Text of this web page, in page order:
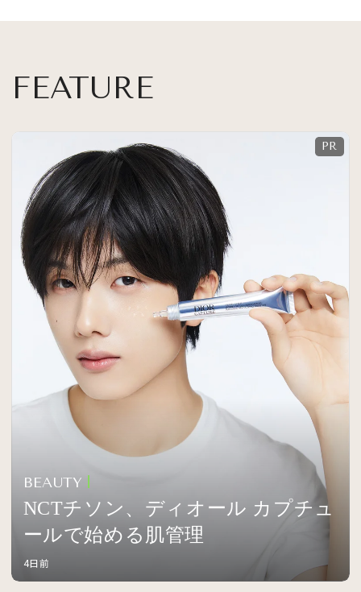
FEATURE
BEAUTY
NCTチソン、ディオール カプチュ
ールで始める肌管理
4日前